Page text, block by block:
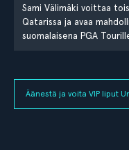
Sami Välimäki voittaa
Qatarissa ja avaa
suomalaisena PGA
Äänestä ja voita VIP liput